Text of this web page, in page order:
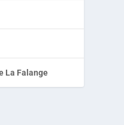
La Falange